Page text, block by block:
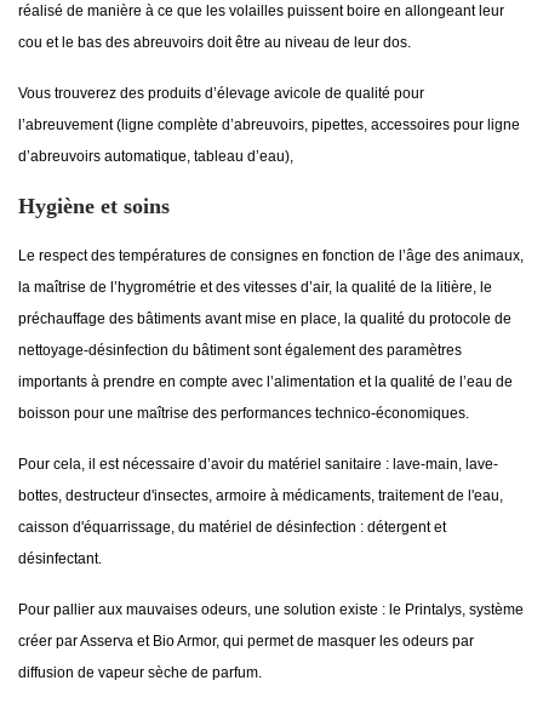
réalisé de manière à ce que les volailles puissent boire en allongeant leur
cou et le bas des abreuvoirs doit être au niveau de leur dos.
Vous trouverez des produits d’élevage avicole de qualité pour
l’abreuvement (ligne complète d’abreuvoirs, pipettes, accessoires pour ligne
d’abreuvoirs automatique, tableau d’eau),
Hygiène et soins
Le respect des températures de consignes en fonction de l’âge des animaux,
la maîtrise de l’hygrométrie et des vitesses d’air, la qualité de la litière, le
préchauffage des bâtiments avant mise en place, la qualité du protocole de
nettoyage-désinfection du bâtiment sont également des paramètres
importants à prendre en compte avec l’alimentation et la qualité de l’eau de
boisson pour une maîtrise des performances technico-économiques.
Pour cela, il est nécessaire d’avoir du matériel sanitaire : lave-main, lave-
bottes, destructeur d'insectes, armoire à médicaments, traitement de l'eau,
caisson d'équarrissage, du matériel de désinfection : détergent et
désinfectant.
Pour pallier aux mauvaises odeurs, une solution existe : le Printalys, système
créer par Asserva et Bio Armor, qui permet de masquer les odeurs par
diffusion de vapeur sèche de parfum.